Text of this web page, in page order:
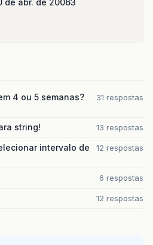
4 ou 5 semanas?
31 respostas
string! 13 respostas
intervalo de
12 respostas
6 respostas
12 respostas